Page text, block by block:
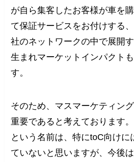
が自ら集客したお客様が車を
て保証サービスをお付けする
社のネットワークの中で展開
生まれマーケットインパクト
す。
そのため、マスマーケティン
重要であると考えております
という名前は、特にtoC向けに
ていないと思いますが、今後